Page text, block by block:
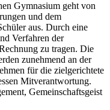
Gymnasium geht von
und dem
aus. Durch eine
Verfahren der
zu tragen. Die
zunehmend an der
für die zielgerichtete
Mitverantwortung.
Gemeinschaftsgeist